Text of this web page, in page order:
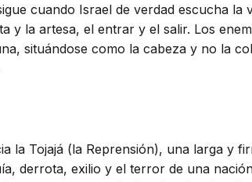
cuando Israel de verdad escucha
y la artesa, el entrar y el salir. Los
situándose como la cabeza y no la
la Tojajá (la Reprensión), una larga y
derrota, exilio y el terror de una